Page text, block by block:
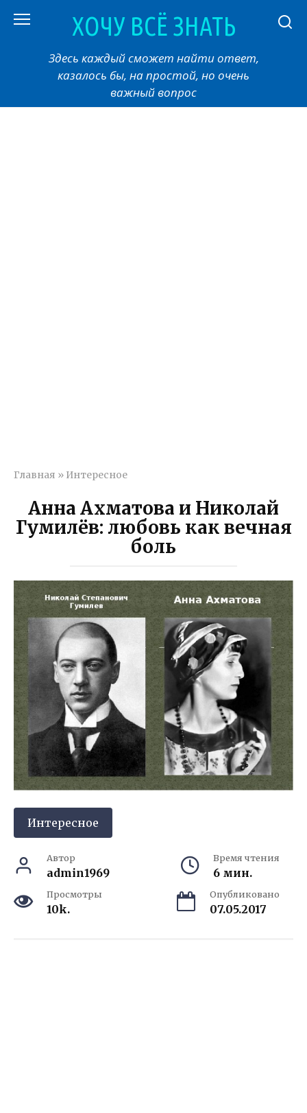
ХОЧУ ВСЁ ЗНАТЬ
Здесь каждый сможет найти ответ,
казалось бы, на простой, но очень
важный вопрос
Главная » Интересное
Анна Ахматова и Николай
Гумилёв: любовь как вечная
боль
Интересное
Автор
admin1969
Время чтения
6 мин.
Просмотры
10k.
Опубликовано
07.05.2017